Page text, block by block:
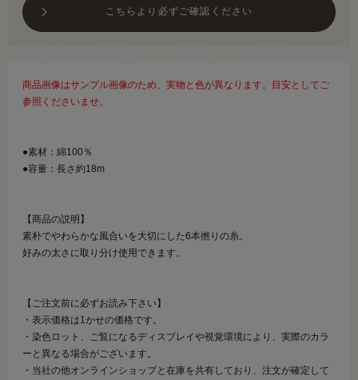
こちらより必ずご確認ください
商品画像はサンプル画像のため、実物と色が異なります。目安としてご
参照くださいませ。
●素材：綿100％
●容量：長さ約18m
【商品の説明】
素朴でやわらかな風合いを大切にした6本撚りの糸。
好みの太さに取り分け使用できます。
【ご注文前に必ずお読み下さい】
・表示価格は1かせの価格です。
・染色ロット、ご覧になるディスプレイや視覚環境により、実際のカラ
ーと異なる場合がございます。
・当社の他オンラインショップと在庫を共有しており、注文が確定して